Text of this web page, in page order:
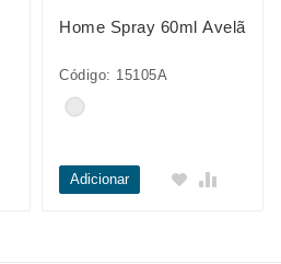
Home Spray 60ml Avelã
Código: 15105A
Adicionar